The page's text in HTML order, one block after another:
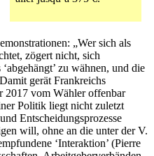
„Wer sich als
zögert nicht, sich
zu wähnen, und die
gerät Frankreichs
2017 vom Wähler offenbar
Politik liegt nicht zuletzt
Entscheidungsprozesse
will, ohne an die unter der V.
‘Interaktion’ (Pierre